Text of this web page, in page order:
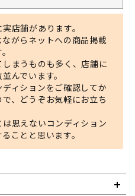
店舗があります。
がらネットへの商品掲載
まうものも多く、店舗に
んでいます。
ィションをご確認してか
、どうぞお気軽にお立ち
思えないコンディション
ことと思います。